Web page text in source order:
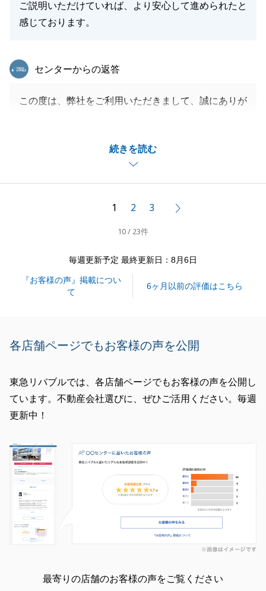
ご説明いただけていれば、より安心して進められたと
感じております。
続きを読む
東急リバブル
センターからの返答
この度は、弊社をご利用いただきまして、誠にありが
非常に嬉しく思います。
M様の大切なお取引をサポートさせていただけました
こと、心より感謝申し上げます。
また、さらなる満足度の向上に向けて貴重なご期待
礼申し上げます。
ご指摘いただいた2点につきまして、私自身の至らな
さを猛省するとともに、これからもより質の高いサー
閉じる
1 2 3
10 / 23件
毎週更新予定 最終更新日：8月6日
『お客様の声』掲載につい
て
6ヶ月以前の評価はこちら
各店舗ページでもお客様の声を公開
東急リバブルでは、各店舗ページでもお客様の声を公開し
ています。不動産会社選びに、ぜひご活用ください。毎週
更新中！
最寄りの店舗のお客様の声をご覧ください